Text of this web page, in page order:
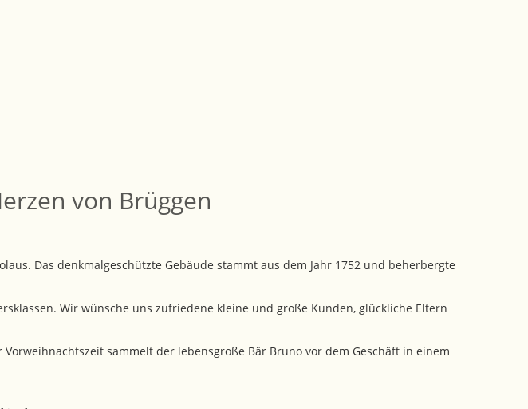
von Brüggen
Das denkmalgeschützte Gebäude stammt aus dem Jahr 1752 und beherbergte
Wir wünsche uns zufriedene kleine und große Kunden, glückliche Eltern
sammelt der lebensgroße Bär Bruno vor dem Geschäft in einem